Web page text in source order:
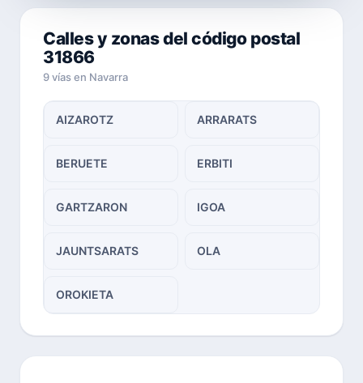
Calles y zonas del código postal
31866
9 vías en Navarra
AIZAROTZ ARRARATS
BERUETE ERBITI
GARTZARON IGOA
JAUNTSARATS OLA
OROKIETA